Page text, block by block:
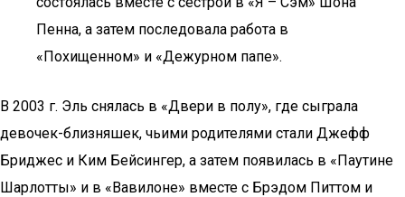
Пенна, а затем последовала работа в
«Похищенном» и «Дежурном папе».
В 2003 г. Эль снялась в «Двери в полу», где сыграла
девочек-близняшек, чьими родителями стали Джефф
Бриджес и Ким Бейсингер, а затем появилась в «Паутине
Шарлотты» и в «Вавилоне» вместе с Брэдом Питтом и